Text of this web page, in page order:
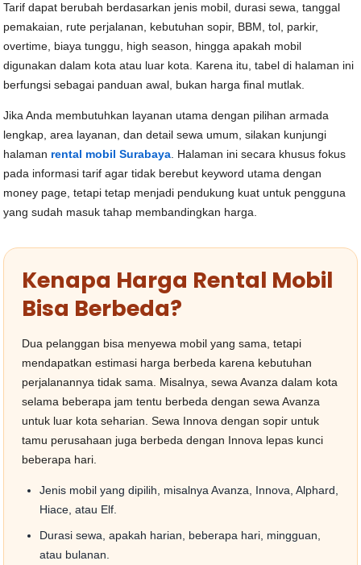
Tarif dapat berubah berdasarkan jenis mobil, durasi sewa, tanggal
pemakaian, rute perjalanan, kebutuhan sopir, BBM, tol, parkir,
overtime, biaya tunggu, high season, hingga apakah mobil
digunakan dalam kota atau luar kota. Karena itu, tabel di halaman ini
berfungsi sebagai panduan awal, bukan harga final mutlak.
Jika Anda membutuhkan layanan utama dengan pilihan armada
lengkap, area layanan, dan detail sewa umum, silakan kunjungi
halaman rental mobil Surabaya . Halaman ini secara khusus fokus
pada informasi tarif agar tidak berebut keyword utama dengan
money page, tetapi tetap menjadi pendukung kuat untuk pengguna
yang sudah masuk tahap membandingkan harga.
Kenapa Harga Rental Mobil
Bisa Berbeda?
Dua pelanggan bisa menyewa mobil yang sama, tetapi
mendapatkan estimasi harga berbeda karena kebutuhan
perjalanannya tidak sama. Misalnya, sewa Avanza dalam kota
selama beberapa jam tentu berbeda dengan sewa Avanza
untuk luar kota seharian. Sewa Innova dengan sopir untuk
tamu perusahaan juga berbeda dengan Innova lepas kunci
beberapa hari.
Jenis mobil yang dipilih, misalnya Avanza, Innova, Alphard,
Hiace, atau Elf.
Durasi sewa, apakah harian, beberapa hari, mingguan,
atau bulanan.